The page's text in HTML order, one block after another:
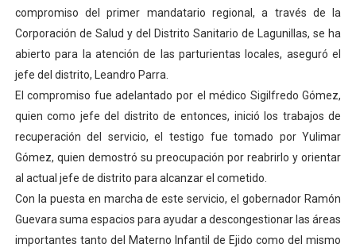
INN-Mérida celebró el Lacto grado para promover el
Impulsan plan estratégico de seguridad ciudadana
Jornada social benefició a 250 familias en Los
compromiso del primer mandatario regional, a través de la
Corporación de Salud y del Distrito Sanitario de Lagunillas, se ha
abierto para la atención de las parturientas locales, aseguró el
jefe del distrito, Leandro Parra.
El compromiso fue adelantado por el médico Sigilfredo Gómez,
quien como jefe del distrito de entonces, inició los trabajos de
recuperación del servicio, el testigo fue tomado por Yulimar
Gómez, quien demostró su preocupación por reabrirlo y orientar
al actual jefe de distrito para alcanzar el cometido.
Con la puesta en marcha de este servicio, el gobernador Ramón
Guevara suma espacios para ayudar a descongestionar las áreas
importantes tanto del Materno Infantil de Ejido como del mismo